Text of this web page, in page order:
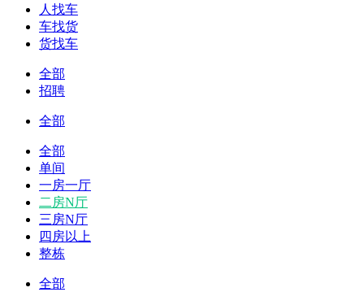
人找车
车找货
货找车
全部
招聘
全部
全部
单间
一房一厅
二房N厅
三房N厅
四房以上
整栋
全部